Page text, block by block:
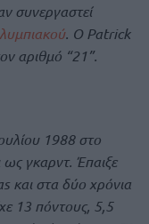
συνεργαστεί
. O Patrick
αριθμό “21”.
1988 στο
ως γκαρντ. Έπαιξε
και στα δύο χρόνια
13 πόντους, 5,5